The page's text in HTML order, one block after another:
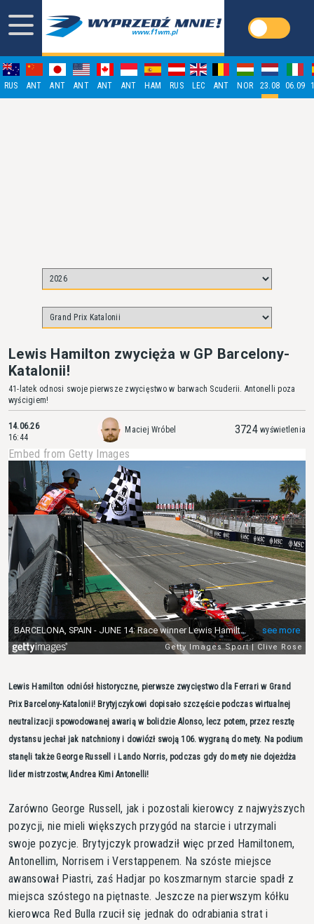
RUS ANT ANT ANT ANT ANT HAM RUS LEC ANT NOR 23.08 06.09
Lewis Hamilton zwycięża w GP Barcelony-
Katalonii!
41-latek odnosi swoje pierwsze zwycięstwo w barwach Scuderii. Antonelli poza
wyścigiem!
14.06.26
16:44
Maciej Wróbel 3724 wyświetlenia
Embed from Getty Images
Lewis Hamilton odniósł historyczne, pierwsze zwycięstwo dla Ferrari w Grand
Prix Barcelony-Katalonii! Brytyjczykowi dopisało szczęście podczas wirtualnej
neutralizacji spowodowanej awarią w bolidzie Alonso, lecz potem, przez resztę
dystansu jechał jak natchniony i dowiózł swoją 106. wygraną do mety. Na podium
stanęli także George Russell i Lando Norris, podczas gdy do mety nie dojeżdża
lider mistrzostw, Andrea Kimi Antonelli!
Zarówno George Russell, jak i pozostali kierowcy z najwyższych
pozycji, nie mieli większych przygód na starcie i utrzymali
swoje pozycje. Brytyjczyk prowadził więc przed Hamiltonem,
Antonellim, Norrisem i Verstappenem. Na szóste miejsce
awansował Piastri, zaś Hadjar po koszmarnym starcie spadł z
miejsca szóstego na piętnaste. Jeszcze na pierwszym kółku
kierowca Red Bulla rzucił się jednak do odrabiania strat i